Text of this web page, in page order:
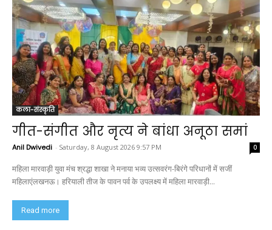
कला-संस्कृति
गीत-संगीत और नृत्य ने बांधा अनूठा समां
Anil Dwivedi - Saturday, 8 August 2026 9:57 PM 0
महिला मारवाड़ी युवा मंच श्रद्धा शाखा ने मनाया भव्य उत्सवरंग-बिरंगे परिधानों में सजीं
महिलाएंलखनऊ। हरियाली तीज के पावन पर्व के उपलक्ष्य में महिला मारवाड़ी...
Read more